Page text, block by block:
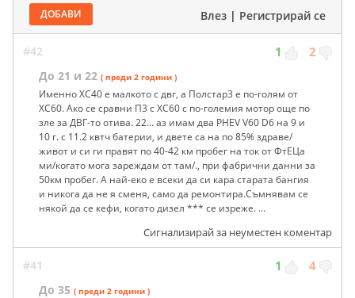
ДОБАВИ Влез | Регистрирай се
#42 1 2
До 21 и 22 ( преди 2 години )
Именно ХС40 е малкото с двг, а Полстар3 е по-голям от
ХС60. Ако се сравни П3 с ХС60 с по-големия мотор още по
зле за ДВГ-то отива. 22... аз имам два PHEV V60 D6 на 9 и
10 г. с 11.2 квтч батерии, и двете са на по 85% здраве/
живот и си ги правят по 40-42 км пробег на ток от ФтЕЦа
ми/когато мога зареждам от там/., при фабрични данни за
50км пробег. А най-еко е всеки да си кара старата бангия
и никога да не я сменя, само да ремонтира.Съмнявам се
някой да се кефи, когато дизел *** се изреже. ...
Сигнализирай за неуместен коментар
#41 1 4
До 35 ( преди 2 години )